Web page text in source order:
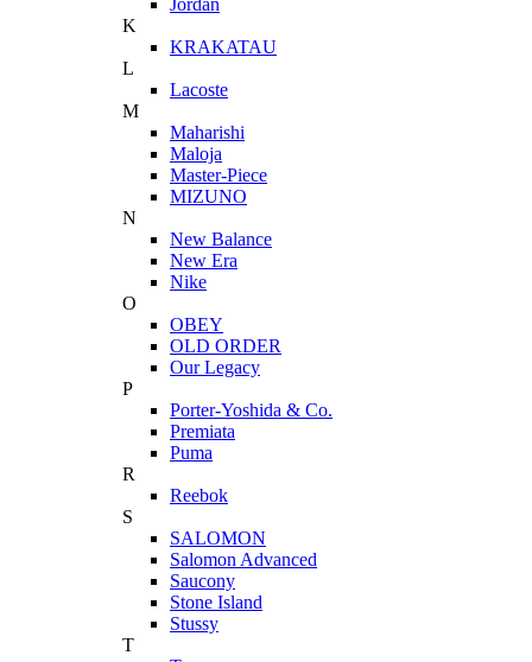
Jordan
K
KRAKATAU
L
Lacoste
M
Maharishi
Maloja
Master-Piece
MIZUNO
N
New Balance
New Era
Nike
O
OBEY
OLD ORDER
Our Legacy
P
Porter-Yoshida & Co.
Premiata
Puma
R
Reebok
S
SALOMON
Salomon Advanced
Saucony
Stone Island
Stussy
T